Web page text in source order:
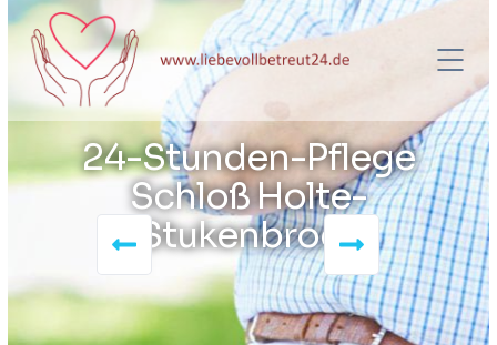
24-Stunden-Pflege
Schloß Holte-
Stukenbrock